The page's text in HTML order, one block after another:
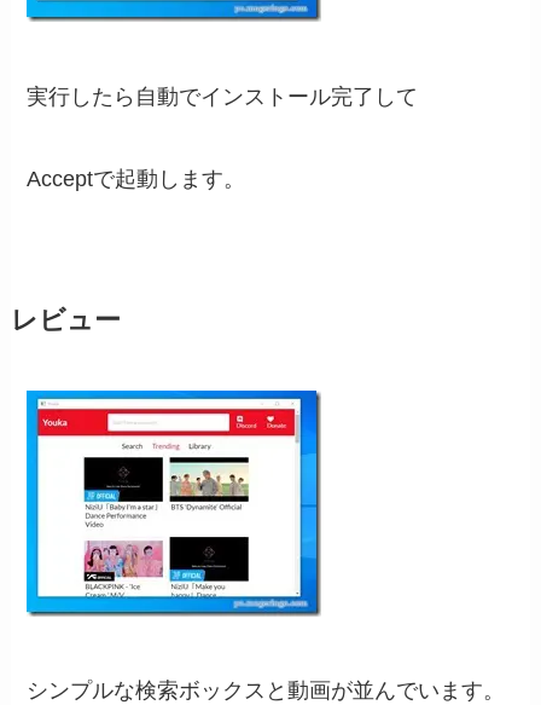
実行したら自動でインストール完了して
Acceptで起動します。
レビュー
シンプルな検索ボックスと動画が並んでいます。